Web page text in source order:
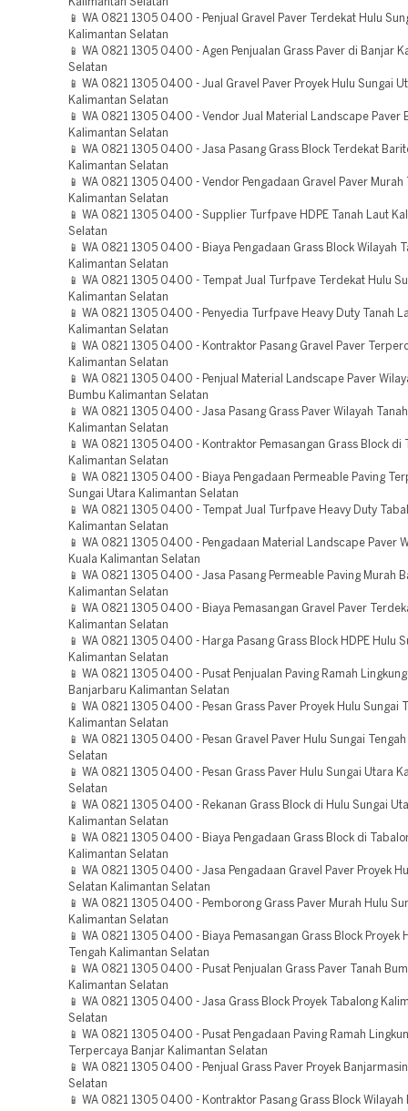
Kalimantan Selatan
📱 WA 0821 1305 0400 - Penjual Gravel Paver Terdekat Hulu
Kalimantan Selatan
📱 WA 0821 1305 0400 - Agen Penjualan Grass Paver di Banjar
Selatan
📱 WA 0821 1305 0400 - Jual Gravel Paver Proyek Hulu Sungai
Kalimantan Selatan
📱 WA 0821 1305 0400 - Vendor Jual Material Landscape Paver
Kalimantan Selatan
📱 WA 0821 1305 0400 - Jasa Pasang Grass Block Terdekat
Kalimantan Selatan
📱 WA 0821 1305 0400 - Vendor Pengadaan Gravel Paver Murah
Kalimantan Selatan
📱 WA 0821 1305 0400 - Supplier Turfpave HDPE Tanah Laut
Selatan
📱 WA 0821 1305 0400 - Biaya Pengadaan Grass Block Wilayah
Kalimantan Selatan
📱 WA 0821 1305 0400 - Tempat Jual Turfpave Terdekat Hulu
Kalimantan Selatan
📱 WA 0821 1305 0400 - Penyedia Turfpave Heavy Duty Tanah
Kalimantan Selatan
📱 WA 0821 1305 0400 - Kontraktor Pasang Gravel Paver
Kalimantan Selatan
📱 WA 0821 1305 0400 - Penjual Material Landscape Paver
Bumbu Kalimantan Selatan
📱 WA 0821 1305 0400 - Jasa Pasang Grass Paver Wilayah
Kalimantan Selatan
📱 WA 0821 1305 0400 - Kontraktor Pemasangan Grass Block di
Kalimantan Selatan
📱 WA 0821 1305 0400 - Biaya Pengadaan Permeable Paving
Sungai Utara Kalimantan Selatan
📱 WA 0821 1305 0400 - Tempat Jual Turfpave Heavy Duty
Kalimantan Selatan
📱 WA 0821 1305 0400 - Pengadaan Material Landscape Paver
Kuala Kalimantan Selatan
📱 WA 0821 1305 0400 - Jasa Pasang Permeable Paving Murah
Kalimantan Selatan
📱 WA 0821 1305 0400 - Biaya Pemasangan Gravel Paver
Kalimantan Selatan
📱 WA 0821 1305 0400 - Harga Pasang Grass Block HDPE Hulu
Kalimantan Selatan
📱 WA 0821 1305 0400 - Pusat Penjualan Paving Ramah
Banjarbaru Kalimantan Selatan
📱 WA 0821 1305 0400 - Pesan Grass Paver Proyek Hulu Sungai
Kalimantan Selatan
📱 WA 0821 1305 0400 - Pesan Gravel Paver Hulu Sungai
Selatan
📱 WA 0821 1305 0400 - Pesan Grass Paver Hulu Sungai Utara
Selatan
📱 WA 0821 1305 0400 - Rekanan Grass Block di Hulu Sungai
Kalimantan Selatan
📱 WA 0821 1305 0400 - Biaya Pengadaan Grass Block di
Kalimantan Selatan
📱 WA 0821 1305 0400 - Jasa Pengadaan Gravel Paver Proyek
Selatan Kalimantan Selatan
📱 WA 0821 1305 0400 - Pemborong Grass Paver Murah Hulu
Kalimantan Selatan
📱 WA 0821 1305 0400 - Biaya Pemasangan Grass Block Proyek
Tengah Kalimantan Selatan
📱 WA 0821 1305 0400 - Pusat Penjualan Grass Paver Tanah
Kalimantan Selatan
📱 WA 0821 1305 0400 - Jasa Grass Block Proyek Tabalong
Selatan
📱 WA 0821 1305 0400 - Pusat Pengadaan Paving Ramah
Terpercaya Banjar Kalimantan Selatan
📱 WA 0821 1305 0400 - Penjual Grass Paver Proyek
Selatan
📱 WA 0821 1305 0400 - Kontraktor Pasang Grass Block Wilayah